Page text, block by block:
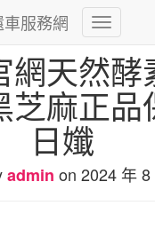
服務網
Toggle
網天然酵
芝麻正品
日孅
admin on 2024 年 8